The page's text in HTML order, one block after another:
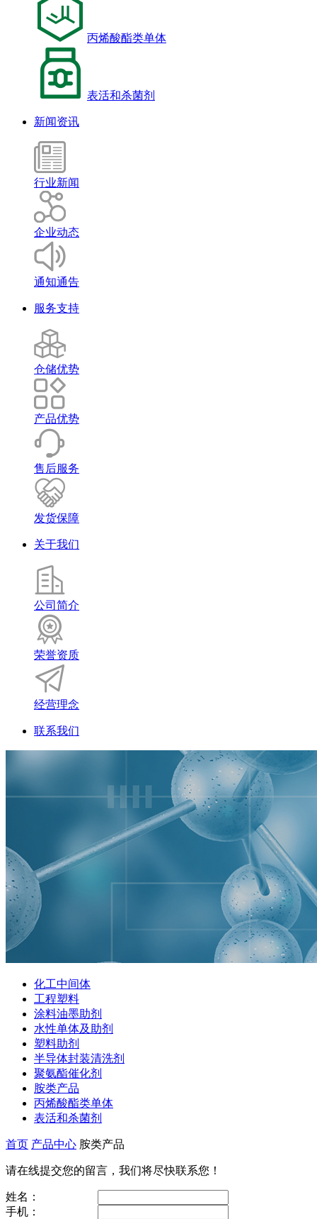
丙烯酸酯类单体
表活和杀菌剂
新闻资讯
行业新闻
企业动态
通知通告
服务支持
仓储优势
产品优势
售后服务
发货保障
关于我们
公司简介
荣誉资质
经营理念
联系我们
化工中间体
工程塑料
涂料油墨助剂
水性单体及助剂
塑料助剂
半导体封装清洗剂
聚氨酯催化剂
胺类产品
丙烯酸酯类单体
表活和杀菌剂
首页 产品中心 胺类产品
请在线提交您的留言，我们将尽快联系您！
姓名：
手机：